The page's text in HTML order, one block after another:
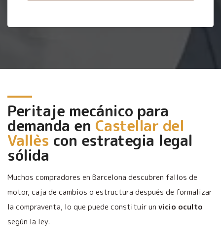
Peritaje mecánico para
demanda en Castellar del
Vallès con estrategia legal
sólida
Muchos compradores en Barcelona descubren fallos de
motor, caja de cambios o estructura después de formalizar
la compraventa, lo que puede constituir un vicio oculto
según la ley.